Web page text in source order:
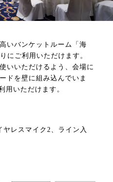
いバンケットルーム「海
にご利用いただけます。
いいただけるよう、会場に
ドを壁に組み込んでいま
用いただけます。
レスマイク2、ライン入